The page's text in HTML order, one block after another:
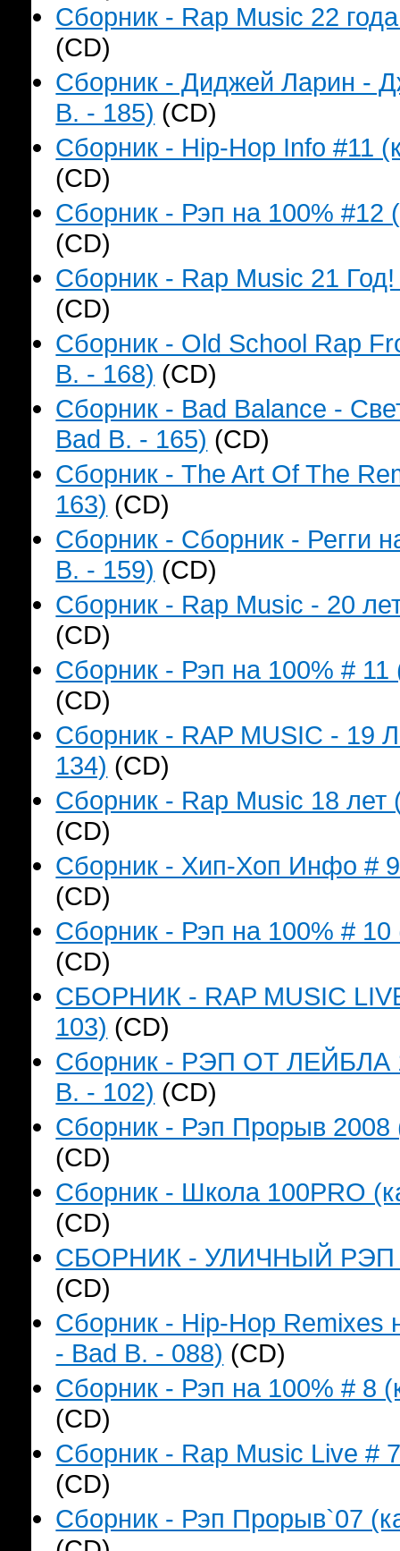
Сборник - Rap Music 22
(CD)
Сборник - Диджей Ларин -
B. - 185) (CD)
Сборник - Hip-Hop Info #11
(CD)
Сборник - Рэп на 100% #12
(CD)
Сборник - Rap Music 21
(CD)
Сборник - Old School Rap
B. - 168) (CD)
Сборник - Bad Balance -
Bad B. - 165) (CD)
Сборник - The Art Of The
163) (CD)
Сборник - Сборник - Регги
B. - 159) (CD)
Сборник - Rap Music - 20
(CD)
Сборник - Рэп на 100% #
(CD)
Сборник - RAP MUSIC - 19
134) (CD)
Сборник - Rap Music 18
(CD)
Сборник - Хип-Хоп Инфо #
(CD)
Сборник - Рэп на 100% #
(CD)
СБОРНИК - RAP MUSIC
103) (CD)
Сборник - РЭП ОТ ЛЕЙБЛА
B. - 102) (CD)
Сборник - Рэп Прорыв
(CD)
Сборник - Школа 100PRO
(CD)
СБОРНИК - УЛИЧНЫЙ РЭП
(CD)
Сборник - Hip-Hop Remixes
- Bad B. - 088) (CD)
Сборник - Рэп на 100% # 8
(CD)
Сборник - Rap Music Live #
(CD)
Сборник - Рэп Прорыв`07